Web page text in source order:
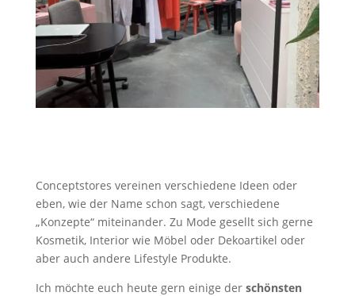
Conceptstores vereinen verschiedene Ideen oder
eben, wie der Name schon sagt, verschiedene
„Konzepte“ miteinander. Zu Mode gesellt sich gerne
Kosmetik, Interior wie Möbel oder Dekoartikel oder
aber auch andere Lifestyle Produkte.
Ich möchte euch heute gern einige der schönsten